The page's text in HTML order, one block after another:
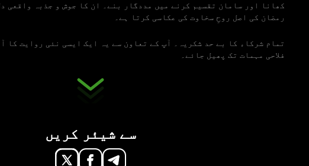
کھانا اور سامان تقسیم کرنے میں مددگار بنے۔ ان کا جوش و جذبہ واقعی
رمضان کی اصل روحِ سخاوت کی عکاسی کرتا ہے۔
تمام شرکاء کا بے حد شکریہ۔ آپ کے تعاون سے یہ ایک ایسی نئی روایت کا
فلاحی مہمات تک پھیل جائے۔
سے شیئر کریں